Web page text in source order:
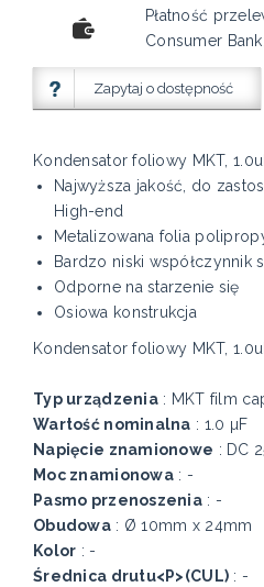
Płatność
Consumer
Zapytaj o dostępność
Kondensator foliowy MKT,
Najwyższa jakość, do
High-end
Metalizowana folia
Bardzo niski współczynnik
Odporne na starzenie się
Osiowa konstrukcja
Kondensator foliowy MKT,
Typ urządzenia: MKT film
Wartość nominalna : 1.0 µF
Napięcie znamionowe : DC
Moc znamionowa: -
Pasmo przenoszenia : -
Obudowa: Ø 10mm x 24mm
Kolor : -
Średnica drutu<P>(CUL) : -